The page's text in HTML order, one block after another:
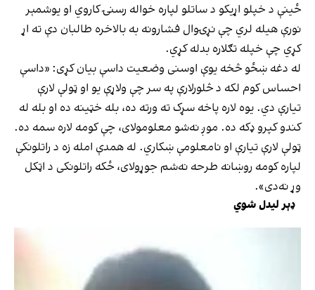
ځینې د خپلو اړیکو د ساتلو لپاره خواله رسنۍ کاروي او یوشمېر
نورې هیله لري چې نړۍوال فشارونه به بالاخره طالبان دې ته اړ
کړي چې خپله تګلاره بدله کړي.
له دغه ښځو څخه یوې اوسنی وضعیت داسې بیان کړی: «داسې
احساس کوم لکه د څلورلارې په سر چې ولاړې یو او ټولې لارې
تیارې دي. یوه لاره پاخه سړک ته ورته ده، بله خټینه ده او بله له
کندو کپرو ډکه ده. موږ نه‌شو معلومولای، چې کومه لاره سمه ده.
ټولې لارې تیارې او نامعلومې ښکاري. له همدې امله زه د راتلونکې
لپاره کومه روښانه طرحه نه‌شم جوړولای، ځکه راتلونکی د اټکل
وړ نه‌دی».
ډېر لیدل شوي